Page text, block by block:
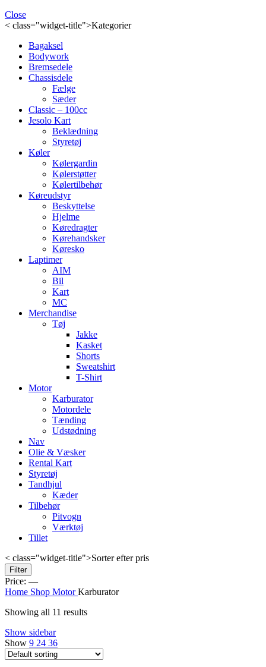
Close
< class="widget-title">Kategorier
Bagaksel
Bodywork
Bremsedele
Chassisdele
Fælge
Sæder
Classic – 100cc
Jesolo Kart
Beklædning
Styretøj
Køler
Kølergardin
Kølerstøtter
Kølertilbehør
Køreudstyr
Beskyttelse
Hjelme
Køredragter
Kørehandsker
Køresko
Laptimer
AIM
Bil
Kart
MC
Merchandise
Tøj
Jakke
Kasket
Shorts
Sweatshirt
T-Shirt
Motor
Karburator
Motordele
Tænding
Udstødning
Nav
Olie & Væsker
Rental Kart
Styretøj
Tandhjul
Kæder
Tilbehør
Pitvogn
Værktøj
Tillet
< class="widget-title">Sorter efter pris
Min
price
Max
price
Filter
Price: —
Home Shop MotorKarburator
Showing all 11 results
Show sidebar
Show 9 24 36